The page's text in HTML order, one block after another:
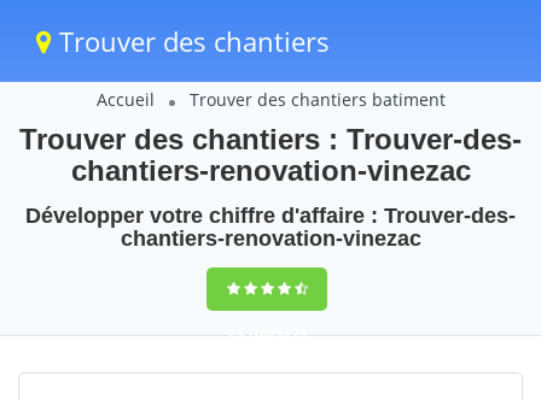
Trouver des chantiers
Accueil Trouver des chantiers batiment
Trouver des chantiers : Trouver-des-
chantiers-renovation-vinezac
Développer votre chiffre d'affaire : Trouver-des-
chantiers-renovation-vinezac
9,5(100%)73
votes